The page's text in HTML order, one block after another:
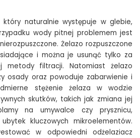
naturalnie występuje w glebie,
wody pitnej problemem jest
Żelazo rozpuszczone
i można je usunąć tylko za
metody filtracji. Natomiast żelazo
osady oraz powoduje zabarwienie i
stężenie żelaza w wodzie
skutków, takich jak zmiana jej
na umywalce czy prysznicu,
kluczowych mikroelementów.
w odpowiedni odżelaziacz